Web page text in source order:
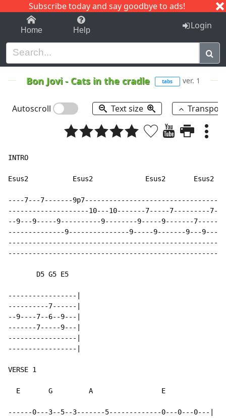
Subscribe today and say goodbye to ads!
1-9 C I J
Home Help Login
Bon Jovi- Cats in the cradle tabs ver. 1
Autoscroll Text size
INTRO
Esus2           Esus2             Esus2       Esus2
----7---7-------
--------------------10---10-------7-----7---------
--9---9-----9----------9--------9-----9-------
--------------9---------------9-----9-------9---9---
       D5 G5 E5
-----------------|
----------7------|
--9----7--6--9---|
-------7-----9---|
-----------------|
-----------------|
VERSE 1
  E       G         A                 E
------0---3--5--3-------5-------------0---0---0---|